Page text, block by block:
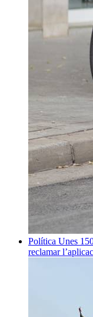
Política Unes
reclamar